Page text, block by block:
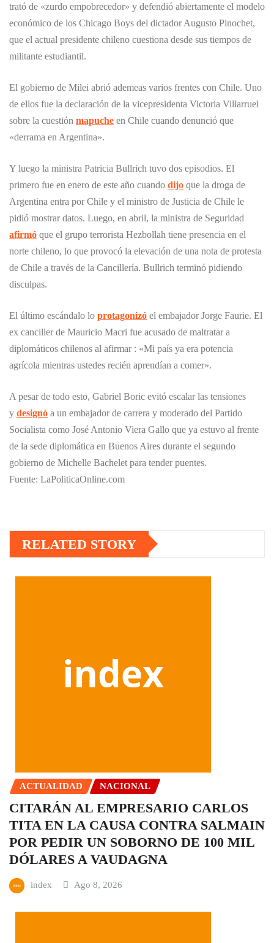
trató de «zurdo empobrecedor» y defendió abiertamente el modelo
económico de los Chicago Boys del dictador Augusto Pinochet,
que el actual presidente chileno cuestiona desde sus tiempos de
militante estudiantil.
El gobierno de Milei abrió ademeas varios frentes con Chile. Uno
de ellos fue la declaración de la vicepresidenta Victoria Villarruel
sobre la cuestión mapuche en Chile cuando denunció que
«derrama en Argentina».
Y luego la ministra Patricia Bullrich tuvo dos episodios. El
primero fue en enero de este año cuando dijo que la droga de
Argentina entra por Chile y el ministro de Justicia de Chile le
pidió mostrar datos. Luego, en abril, la ministra de Seguridad
afirmó que el grupo terrorista Hezbollah tiene presencia en el
norte chileno, lo que provocó la elevación de una nota de protesta
de Chile a través de la Cancillería. Bullrich terminó pidiendo
disculpas.
El último escándalo lo protagonizó el embajador Jorge Faurie. El
ex canciller de Mauricio Macri fue acusado de maltratar a
diplomáticos chilenos al afirmar : «Mi país ya era potencia
agrícola mientras ustedes recién aprendían a comer».
A pesar de todo esto, Gabriel Boric evitó escalar las tensiones
y designó a un embajador de carrera y moderado del Partido
Socialista como José Antonio Viera Gallo que ya estuvo al frente
de la sede diplomática en Buenos Aires durante el segundo
gobierno de Michelle Bachelet para tender puentes.
Fuente: LaPoliticaOnline.com
RELATED STORY
ACTUALIDAD NACIONAL
CITARÁN AL EMPRESARIO CARLOS
TITA EN LA CAUSA CONTRA SALMAIN
POR PEDIR UN SOBORNO DE 100 MIL
DÓLARES A VAUDAGNA
index Ago 8, 2026